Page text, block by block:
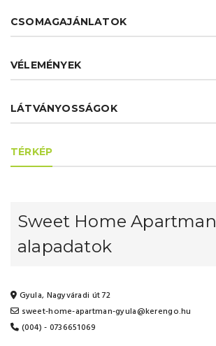
CSOMAGAJÁNLATOK
VÉLEMÉNYEK
LÁTVÁNYOSSÁGOK
TÉRKÉP
Sweet Home Apartman
alapadatok
Gyula, Nagyváradi út 72
sweet-home-apartman-gyula@kerengo.hu
(004) - 0736651069